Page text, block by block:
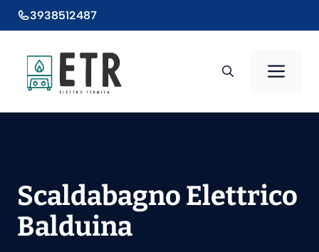
al
3938512487
Scaldabagno Elettrico
Balduina